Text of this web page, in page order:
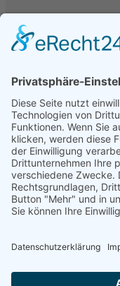
Unter folgenden
vertrieben oder
Film, Madico,
3M, Hexis, SL,
nennen.
Folien werden
vertrieben, diese
Blacknight,
Clear, Omega,